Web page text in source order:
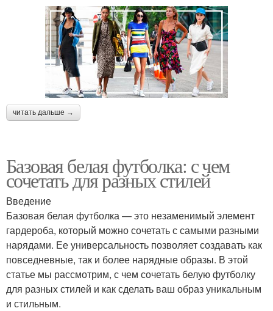
читать дальше →
Базовая белая футболка: с чем
сочетать для разных стилей
Введение
Базовая белая футболка — это незаменимый элемент
гардероба, который можно сочетать с самыми разными
нарядами. Ее универсальность позволяет создавать как
повседневные, так и более нарядные образы. В этой
статье мы рассмотрим, с чем сочетать белую футболку
для разных стилей и как сделать ваш образ уникальным
и стильным.